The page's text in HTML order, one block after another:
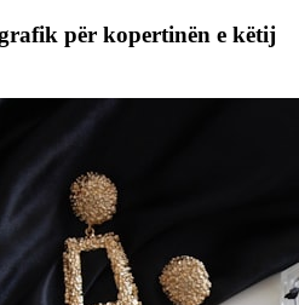
për kopertinën e këtij